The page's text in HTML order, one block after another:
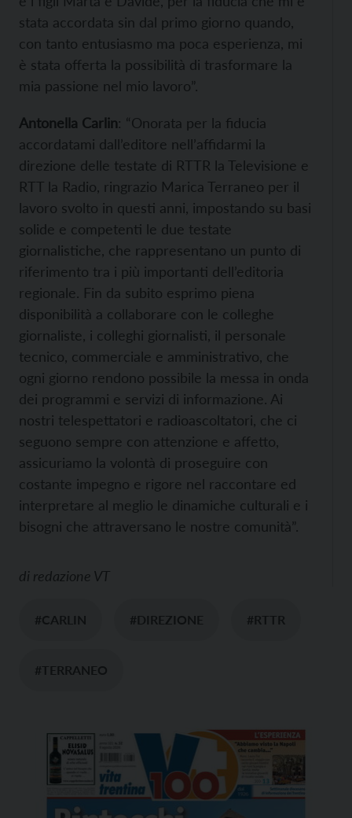
stata accordata sin dal primo giorno quando,
con tanto entusiasmo ma poca esperienza, mi
è stata offerta la possibilità di trasformare la
mia passione nel mio lavoro”.
Antonella Carlin: “Onorata per la fiducia
accordatami dall’editore nell’affidarmi la
direzione delle testate di RTTR la Televisione e
RTT la Radio, ringrazio Marica Terraneo per il
lavoro svolto in questi anni, impostando su basi
solide e competenti le due testate
giornalistiche, che rappresentano un punto di
riferimento tra i più importanti dell’editoria
regionale. Fin da subito esprimo piena
disponibilità a collaborare con le colleghe
giornaliste, i colleghi giornalisti, il personale
tecnico, commerciale e amministrativo, che
ogni giorno rendono possibile la messa in onda
dei programmi e servizi di informazione. Ai
nostri telespettatori e radioascoltatori, che ci
seguono sempre con attenzione e affetto,
assicuriamo la volontà di proseguire con
costante impegno e rigore nel raccontare ed
interpretare al meglio le dinamiche culturali e i
bisogni che attraversano le nostre comunità”.
di redazione VT
#CARLIN #DIREZIONE #RTTR
#TERRANEO